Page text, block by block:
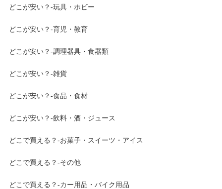
どこが安い？-玩具・ホビー
どこが安い？-育児・教育
どこが安い？-調理器具・食器類
どこが安い？-雑貨
どこが安い？-食品・食材
どこが安い？-飲料・酒・ジュース
どこで買える？-お菓子・スイーツ・アイス
どこで買える？-その他
どこで買える？-カー用品・バイク用品